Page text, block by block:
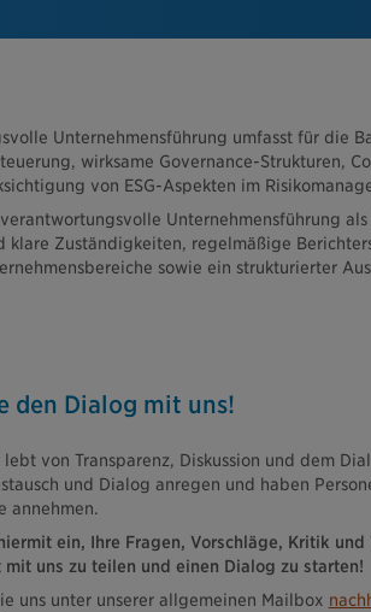
Unternehmensführung umfasst für die
wirksame Governance-Strukturen,
von ESG-Aspekten im
Unternehmensführung
klare Zuständigkeiten, regelmäßige
sowie ein strukturierter
den Dialog mit uns!
von Transparenz, Diskussion und dem
und Dialog anregen und haben
annehmen.
ein, Ihre Fragen, Vorschläge, Kritik und
uns zu teilen und einen Dialog zu starten!
uns unter unserer allgemeinen Mailbox